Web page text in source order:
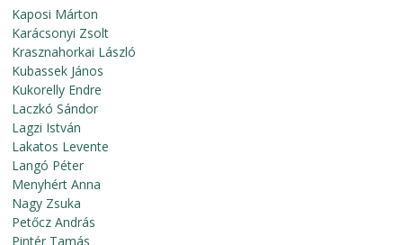
Kaposi Márton
Karácsonyi Zsolt
Krasznahorkai László
Kubassek János
Kukorelly Endre
Laczkó Sándor
Lagzi István
Lakatos Levente
Langó Péter
Menyhért Anna
Nagy Zsuka
Petőcz András
Pintér Tamás